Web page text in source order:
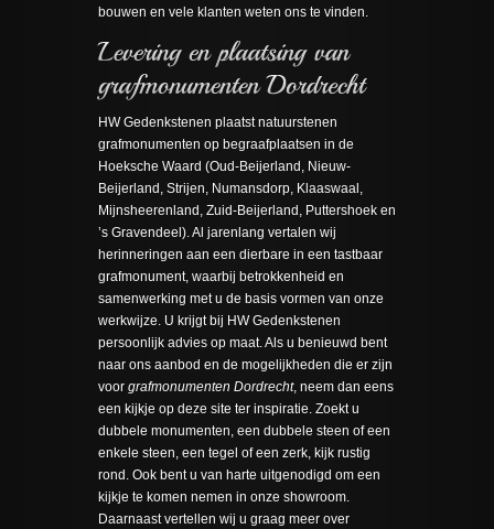
bouwen en vele klanten weten ons te vinden.
HW Gedenkstenen plaatst natuurstenen
grafmonumenten op begraafplaatsen in de
Hoeksche Waard (Oud-Beijerland, Nieuw-
Beijerland, Strijen, Numansdorp, Klaaswaal,
Mijnsheerenland, Zuid-Beijerland, Puttershoek en
’s Gravendeel). Al jarenlang vertalen wij
herinneringen aan een dierbare in een tastbaar
grafmonument, waarbij betrokkenheid en
samenwerking met u de basis vormen van onze
werkwijze. U krijgt bij HW Gedenkstenen
persoonlijk advies op maat. Als u benieuwd bent
naar ons aanbod en de mogelijkheden die er zijn
voor grafmonumenten Dordrecht, neem dan eens
een kijkje op deze site ter inspiratie. Zoekt u
dubbele monumenten, een dubbele steen of een
enkele steen, een tegel of een zerk, kijk rustig
rond. Ook bent u van harte uitgenodigd om een
kijkje te komen nemen in onze showroom.
Daarnaast vertellen wij u graag meer over